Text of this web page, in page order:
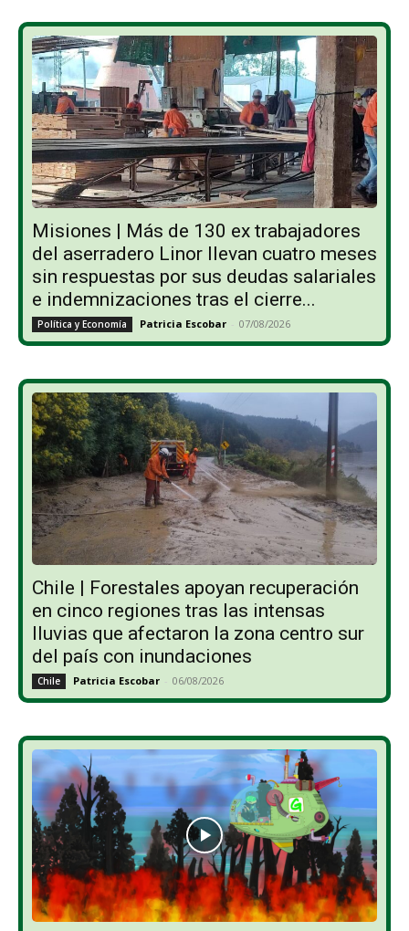
Misiones | Más de 130 ex trabajadores
del aserradero Linor llevan cuatro meses
sin respuestas por sus deudas salariales
e indemnizaciones tras el cierre...
Política y Economía Patricia Escobar - 07/08/2026
Chile | Forestales apoyan recuperación
en cinco regiones tras las intensas
lluvias que afectaron la zona centro sur
del país con inundaciones
Chile Patricia Escobar - 06/08/2026